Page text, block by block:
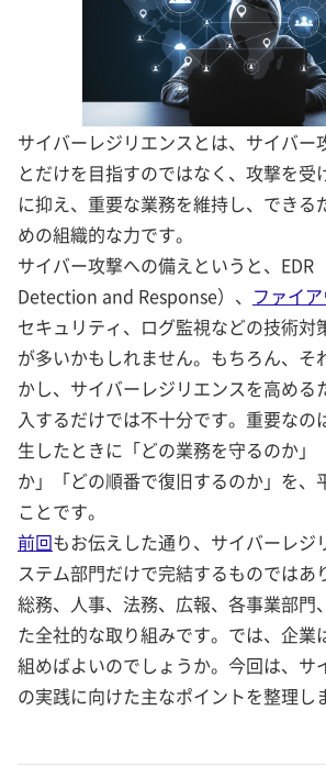
サイバーレジリエンスとは、サイバー
とだけを目指すのではなく、攻撃を受
に抑え、重要な業務を維持し、できる
めの組織的な力です。
サイバー攻撃への備えというと、
Detection and Response）、 ファイ
セキュリティ、ログ監視などの技術対
が多いかもしれません。もちろん、そ
かし、サイバーレジリエンスを高める
入するだけでは不十分です。重要なの
生したときに「どの業務を守るのか」
か」「どの順番で復旧するのか」を、
ことです。
前回もお伝えした通り、サイバーレジ
ステム部門だけで完結するものではあ
総務、人事、法務、広報、各事業部門
た全社的な取り組みです。では、企業
組めばよいのでしょうか。今回は、サ
の実践に向けた主なポイントを整理し